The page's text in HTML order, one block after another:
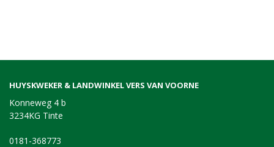
HUYSKWEKER & LANDWINKEL VERS VAN VOORNE
Konneweg 4 b
3234KG Tinte
0181-368773